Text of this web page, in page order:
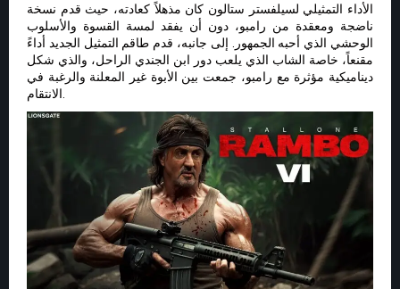
الأداء التمثيلي لسيلفستر ستالون كان مذهلاً كعادته، حيث قدم نسخة
ناضجة ومعقدة من رامبو، دون أن يفقد لمسة القسوة والأسلوب
الوحشي الذي أحبه الجمهور. إلى جانبه، قدم طاقم التمثيل الجديد أداءً
مقنعاً، خاصة الشاب الذي يلعب دور ابن الجندي الراحل، والذي شكل
ديناميكية مؤثرة مع رامبو، جمعت بين الأبوة غير المعلنة والرغبة في